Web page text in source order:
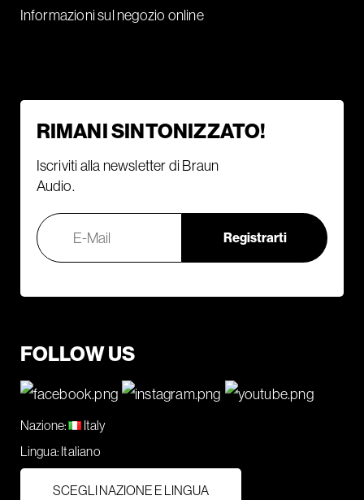
Informazioni sul negozio online
RIMANI SINTONIZZATO!
Iscriviti alla newsletter di Braun
Audio.
FOLLOW US
Nazione:
Italy
Lingua: Italiano
SCEGLI NAZIONE E LINGUA